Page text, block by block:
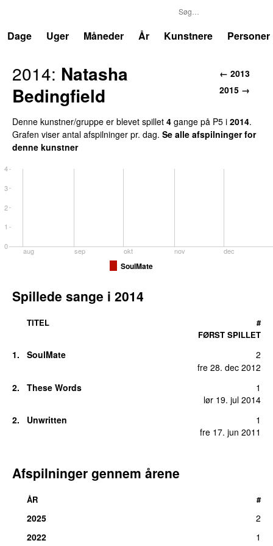
Dage
Uger Måneder År Kunstnere Personer
← 2013
2015 →
2014: Natasha
Bedingfield
Denne kunstner/gruppe er blevet spillet 4 gange på P5 i 2014.
Grafen viser antal afspilninger pr. dag. Se alle afspilninger for
denne kunstner
0
1
2
3
4
aug sep okt nov dec
SoulMate
Spillede sange i 2014
TITEL
FØRST SPILLET
#
1.
SoulMate
fre 28. dec 2012
2
2.
These Words
lør 19. jul 2014
1
2.
Unwritten
fre 17. jun 2011
1
Afspilninger gennem årene
ÅR #
2025
2
2022
1